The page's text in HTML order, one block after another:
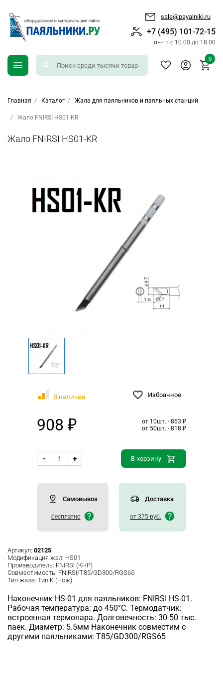
sale@payalniki.ru
+7 (495) 101-72-15
пн-пт с 10.00 до 18.00
0
Главная Каталог Жала для паяльников и паяльных станций
Жало FNIRSI HS01-KR
Жало FNIRSI HS01-KR
В наличии Избранное
908 ₽
от 10шт. - 863 ₽
от 50шт. - 818 ₽
- + В корзину
Самовывоз
бесплатно
Доставка
от 375 руб.
Артикул: 02125
Модификация жал: HS01
Производитель: FNIRSI (КНР)
Совместимость: FNIRSI/T85/GD300/RGS65
Тип жала: Тип K (Нож)
Наконечник HS-01 для паяльников: FNIRSI HS-01.
Рабочая температура: до 450°C. Термодатчик:
встроенная термопара. Долговечность: 30-50 тыс.
паек. Диаметр: 5.5мм Наконечник совместим с
другими паяльниками: T85/GD300/RGS65